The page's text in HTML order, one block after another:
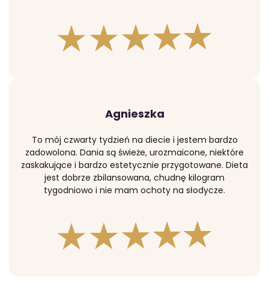
Agnieszka
To mój czwarty tydzień na diecie i jestem bardzo
zadowolona. Dania są świeże, urozmaicone, niektóre
zaskakujące i bardzo estetycznie przygotowane. Dieta
jest dobrze zbilansowana, chudnę kilogram
tygodniowo i nie mam ochoty na słodycze.